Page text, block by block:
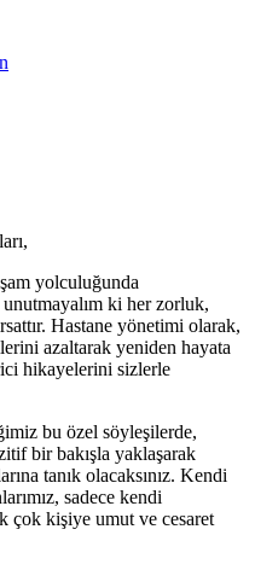
yolculuğunda
ki her zorluk,
Hastane yönetimi olarak,
azaltarak yeniden hayata
hikayelerini sizlerle
bu özel söyleşilerde,
bir bakışla yaklaşarak
tanık olacaksınız. Kendi
sadece kendi
çok kişiye umut ve cesaret